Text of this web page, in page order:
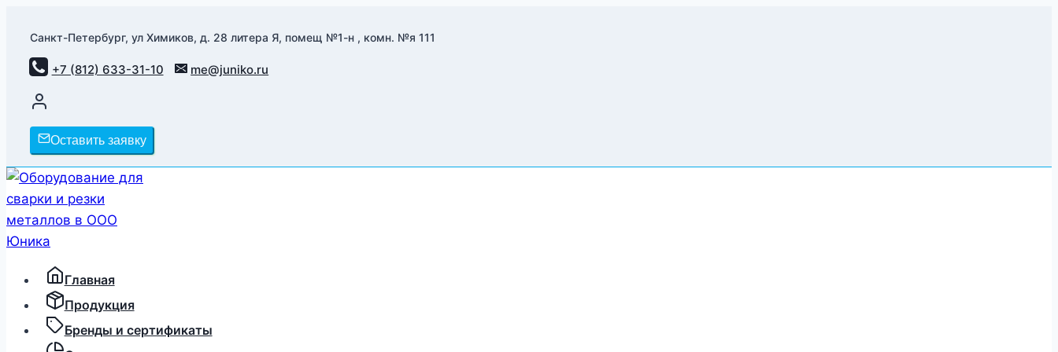
содержимому
Санкт-Петербург, ул Химиков, д. 28 литера Я, помещ №1-н , комн. №я 111
+7 (812) 633-31-10 me@juniko.ru
Оставить заявку
Главная
Продукция
Бренды и сертификаты